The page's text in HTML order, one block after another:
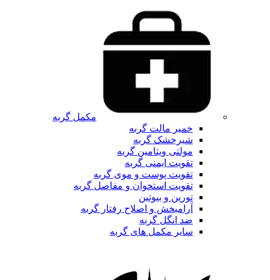
مکمل گربه
خمیر مالت گربه
شیرخشک گربه
مولتی ویتامین گربه
تقویت ایمنی گربه
تقویت پوست و موی گربه
تقویت استخوان و مفاصل گربه
تورین و بیوتین
آرامبخش و اصلاح رفتار گربه
ضد انگل گربه
سایر مکمل های گربه